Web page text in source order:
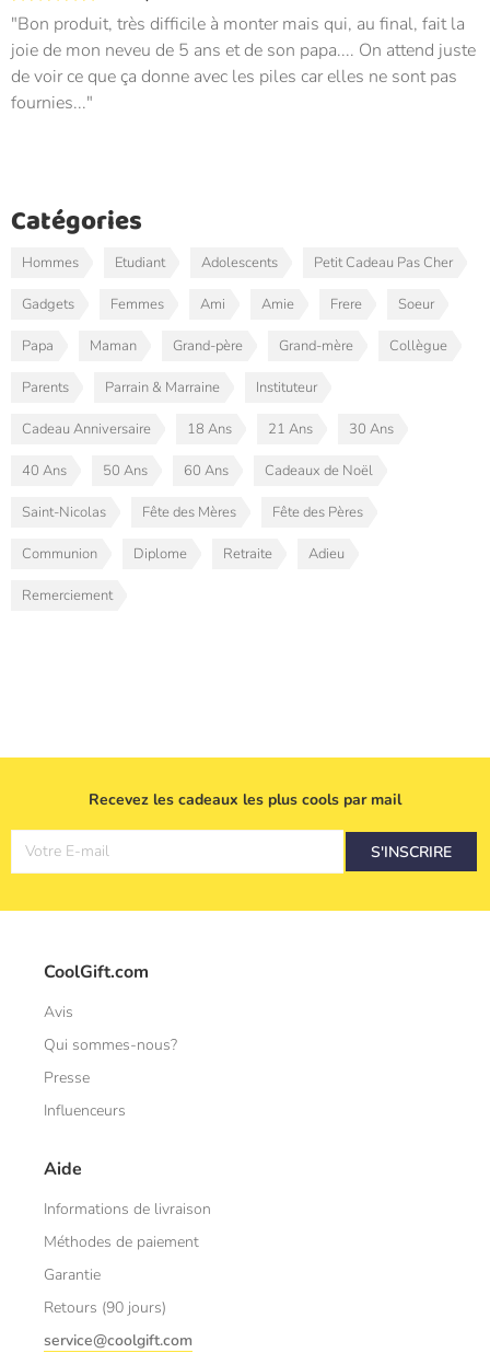
Catégories
Hommes Etudiant Adolescents Petit Cadeau Pas Cher
Gadgets Femmes Ami Amie Frere Soeur
Papa Maman Grand-père Grand-mère Collègue
Parents Parrain & Marraine Instituteur
Cadeau Anniversaire 18 Ans 21 Ans 30 Ans
40 Ans 50 Ans 60 Ans Cadeaux de Noël
Saint-Nicolas Fête des Mères Fête des Pères
Communion Diplome Retraite Adieu
Remerciement
Bon produit, très difficile à monter mais qui, au final, fait la
joie de mon neveu de 5 ans et de son papa.... On attend juste
de voir ce que ça donne avec les piles car elles ne sont pas
fournies...
Recevez les cadeaux les plus cools par mail
Votre E-mail S'INSCRIRE
CoolGift.com
Avis
Qui sommes-nous?
Presse
Influenceurs
Aide
Informations de livraison
Méthodes de paiement
Garantie
Retours (90 jours)
service@coolgift.com